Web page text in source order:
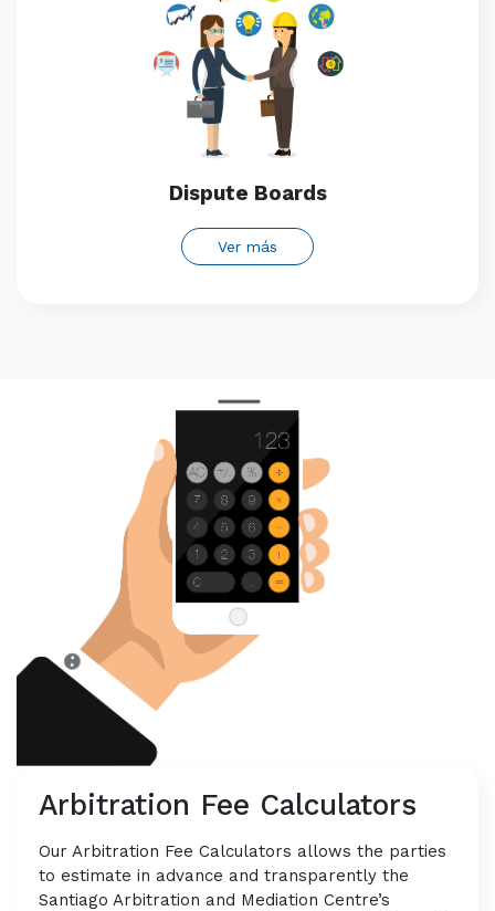
Dispute Boards
Ver más
Arbitration Fee Calculators
Our Arbitration Fee Calculators allows the parties
to estimate in advance and transparently the
Santiago Arbitration and Mediation Centre’s